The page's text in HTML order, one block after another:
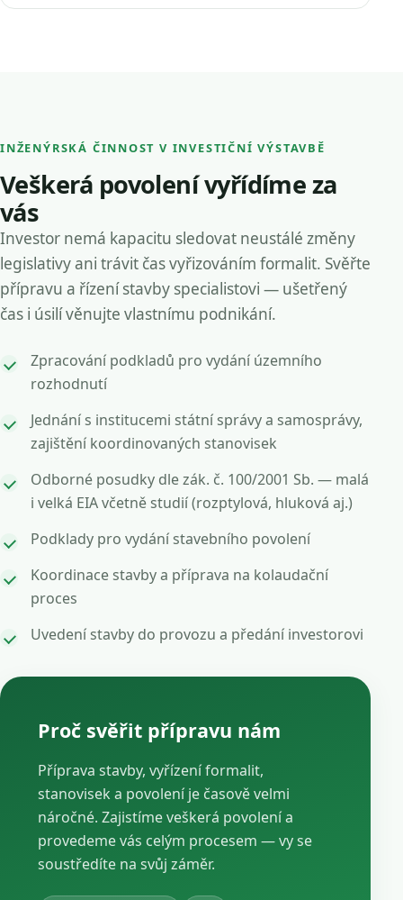
INŽENÝRSKÁ ČINNOST V INVESTIČNÍ VÝSTAVBĚ
Veškerá povolení vyřídíme za
vás
Investor nemá kapacitu sledovat neustálé změny
legislativy ani trávit čas vyřizováním formalit. Svěřte
přípravu a řízení stavby specialistovi — ušetřený
čas i úsilí věnujte vlastnímu podnikání.
Zpracování podkladů pro vydání územního
rozhodnutí
Jednání s institucemi státní správy a samosprávy,
zajištění koordinovaných stanovisek
Odborné posudky dle zák. č. 100/2001 Sb. — malá
i velká EIA včetně studií (rozptylová, hluková aj.)
Podklady pro vydání stavebního povolení
Koordinace stavby a příprava na kolaudační
proces
Uvedení stavby do provozu a předání investorovi
Proč svěřit přípravu nám
Příprava stavby, vyřízení formalit,
stanovisek a povolení je časově velmi
náročné. Zajistíme veškerá povolení a
provedeme vás celým procesem — vy se
soustředíte na svůj záměr.